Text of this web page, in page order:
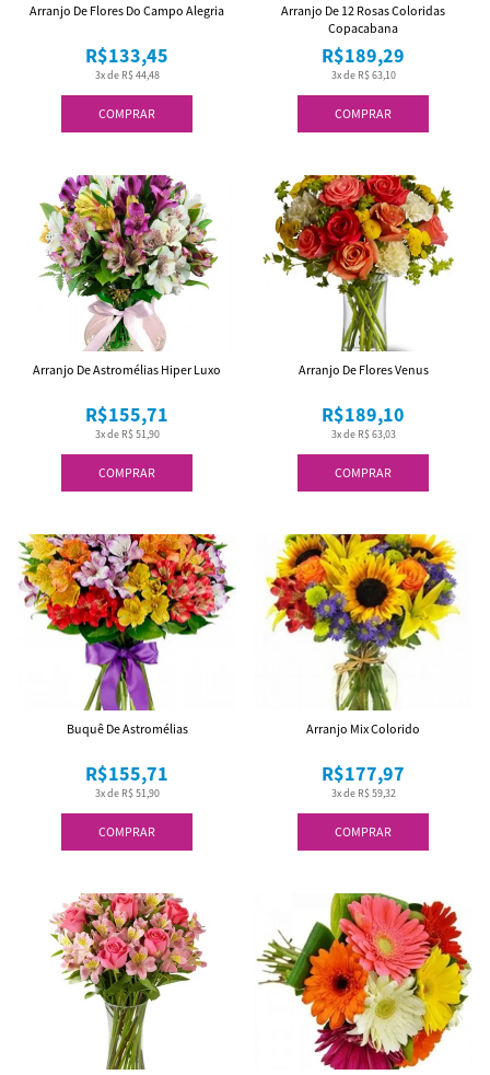
COMPRAR
3x de R$ 44,48
R$133,45
Arranjo De Flores Do Campo Alegria
COMPRAR
3x de R$ 63,10
R$189,29
Arranjo De 12 Rosas Coloridas
Copacabana
COMPRAR
3x de R$ 51,90
R$155,71
Arranjo De Astromélias Hiper Luxo
COMPRAR
3x de R$ 63,03
R$189,10
Arranjo De Flores Venus
COMPRAR
3x de R$ 51,90
R$155,71
Buquê De Astromélias
COMPRAR
3x de R$ 59,32
R$177,97
Arranjo Mix Colorido